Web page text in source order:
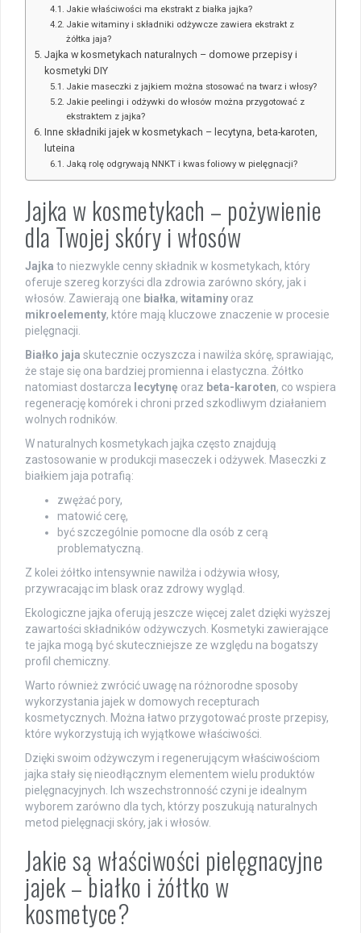
Jakie właściwości ma ekstrakt z białka jajka?
Jakie witaminy i składniki odżywcze zawiera ekstrakt z
żółtka jaja?
Jajka w kosmetykach naturalnych – domowe przepisy i
kosmetyki DIY
Jakie maseczki z jajkiem można stosować na twarz i włosy?
Jakie peelingi i odżywki do włosów można przygotować z
ekstraktem z jajka?
Inne składniki jajek w kosmetykach – lecytyna, beta-karoten,
luteina
Jaką rolę odgrywają NNKT i kwas foliowy w pielęgnacji?
Jajka w kosmetykach – pożywienie
dla Twojej skóry i włosów
Jajka to niezwykle cenny składnik w kosmetykach, który
oferuje szereg korzyści dla zdrowia zarówno skóry, jak i
włosów. Zawierają one białka, witaminy oraz
mikroelementy, które mają kluczowe znaczenie w procesie
pielęgnacji.
Białko jaja skutecznie oczyszcza i nawilża skórę, sprawiając,
że staje się ona bardziej promienna i elastyczna. Żółtko
natomiast dostarcza lecytynę oraz beta-karoten, co wspiera
regenerację komórek i chroni przed szkodliwym działaniem
wolnych rodników.
W naturalnych kosmetykach jajka często znajdują
zastosowanie w produkcji maseczek i odżywek. Maseczki z
białkiem jaja potrafią:
zwężać pory,
matowić cerę,
być szczególnie pomocne dla osób z cerą
problematyczną.
Z kolei żółtko intensywnie nawilża i odżywia włosy,
przywracając im blask oraz zdrowy wygląd.
Ekologiczne jajka oferują jeszcze więcej zalet dzięki wyższej
zawartości składników odżywczych. Kosmetyki zawierające
te jajka mogą być skuteczniejsze ze względu na bogatszy
profil chemiczny.
Warto również zwrócić uwagę na różnorodne sposoby
wykorzystania jajek w domowych recepturach
kosmetycznych. Można łatwo przygotować proste przepisy,
które wykorzystują ich wyjątkowe właściwości.
Dzięki swoim odżywczym i regenerującym właściwościom
jajka stały się nieodłącznym elementem wielu produktów
pielęgnacyjnych. Ich wszechstronność czyni je idealnym
wyborem zarówno dla tych, którzy poszukują naturalnych
metod pielęgnacji skóry, jak i włosów.
Jakie są właściwości pielęgnacyjne
jajek – białko i żółtko w
kosmetyce?